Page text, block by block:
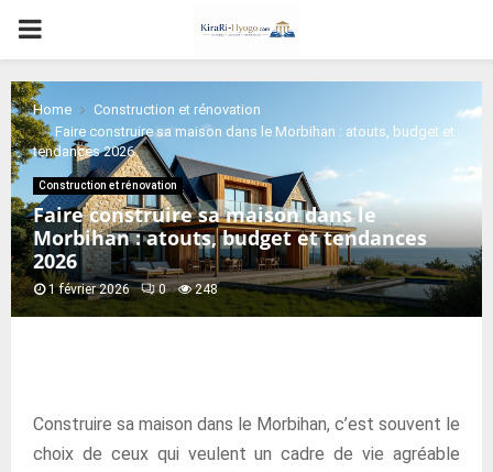
PRIMARY
MENU
Home
Construction et rénovation
Faire construire sa maison dans le Morbihan : atouts, budget et
tendances 2026
Construction et rénovation
Faire construire sa maison dans le
Morbihan : atouts, budget et tendances
2026
1 février 2026 0 248
Construire sa maison dans le Morbihan, c’est souvent le
choix de ceux qui veulent un cadre de vie agréable